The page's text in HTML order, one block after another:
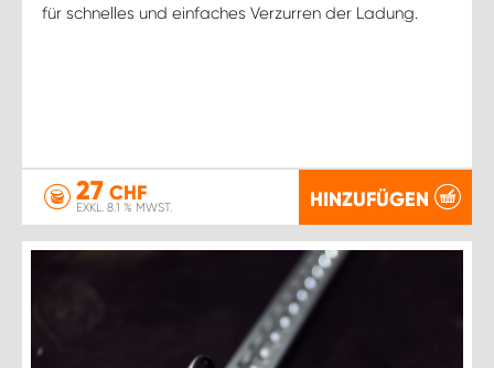
für schnelles und einfaches Verzurren der Ladung.
27 CHF
EXKL. 8.1 % MWST. HINZUFÜGEN